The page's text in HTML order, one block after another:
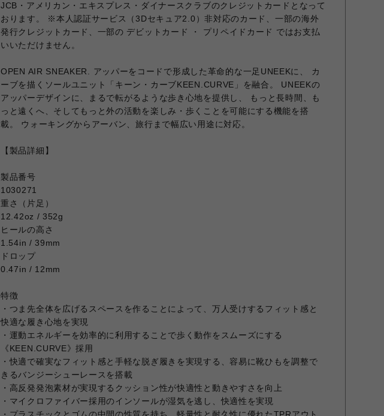
JCB・アメリカン・エキスプレス・ダイナースクラブのクレジットカードとなって
おります。 ※本人認証サービス（3Dセキュア2.0）非対応のカード、一部の海外
発行クレジットカード、一部の デビットカード ・ プリペイドカード ではお支払
いいただけません。
OPEN AIR SNEAKER. アッパーをコードで形成した革命的な一足UNEEKに、 カ
ーブを描くソールユニット「キーン・カーブKEEN.CURVE」を融合。 UNEEKの
アッパーデザインに、まるで転がるような歩き心地を提供し、 もっと長時間、も
っと遠くへ、そしてもっと外の活動を楽しみ・歩くことを可能にする機能を搭
載。 ウォーキングからアーバン、旅行まで幅広い用途に対応。
【製品詳細】
製品番号
1030271
重さ（片足）
12.42oz / 352g
ヒールの高さ
1.54in / 39mm
ドロップ
0.47in / 12mm
特徴
・つま先全体を広げるスペースを作ることによって、万人受けするフィット感と
快適な履き心地を実現
・運動エネルギーを効率的に利用することで歩く動作をスムーズにする
《KEEN.CURVE》採用
・快適で確実なフィット感と手軽な脱ぎ履きを実現する、容易に靴ひもを調整で
きるバンジーシューレースを搭載
・高反発発泡素材が実現するクッション性が快適性と動きやすさを向上
・マイクロファイバー採用のインソールが湿気を逃し、快適性を実現